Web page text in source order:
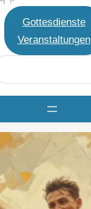
Gottesdienste
Veranstaltungen